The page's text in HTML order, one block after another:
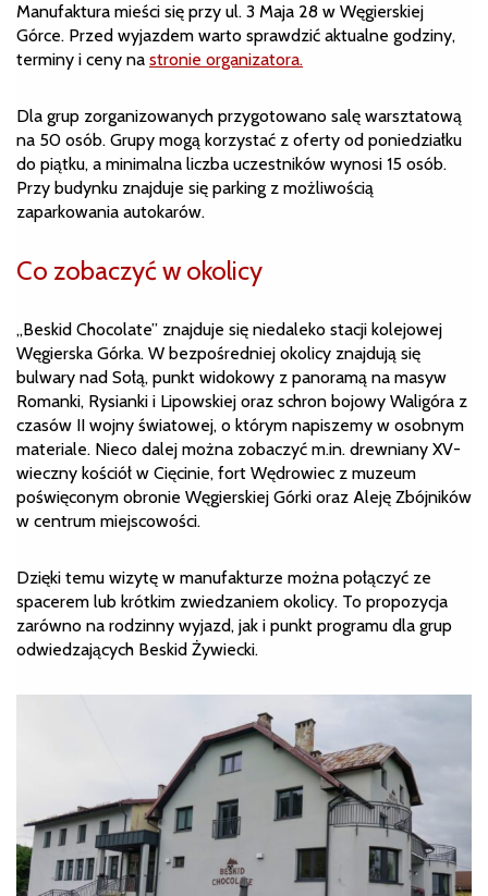
Manufaktura mieści się przy ul. 3 Maja 28 w Węgierskiej
Górce. Przed wyjazdem warto sprawdzić aktualne godziny,
terminy i ceny na stronie organizatora.
Dla grup zorganizowanych przygotowano salę warsztatową
na 50 osób. Grupy mogą korzystać z oferty od poniedziałku
do piątku, a minimalna liczba uczestników wynosi 15 osób.
Przy budynku znajduje się parking z możliwością
zaparkowania autokarów.
Co zobaczyć w okolicy
„Beskid Chocolate” znajduje się niedaleko stacji kolejowej
Węgierska Górka. W bezpośredniej okolicy znajdują się
bulwary nad Sołą, punkt widokowy z panoramą na masyw
Romanki, Rysianki i Lipowskiej oraz schron bojowy Waligóra z
czasów II wojny światowej, o którym napiszemy w osobnym
materiale. Nieco dalej można zobaczyć m.in. drewniany XV-
wieczny kościół w Cięcinie, fort Wędrowiec z muzeum
poświęconym obronie Węgierskiej Górki oraz Aleję Zbójników
w centrum miejscowości.
Dzięki temu wizytę w manufakturze można połączyć ze
spacerem lub krótkim zwiedzaniem okolicy. To propozycja
zarówno na rodzinny wyjazd, jak i punkt programu dla grup
odwiedzających Beskid Żywiecki.